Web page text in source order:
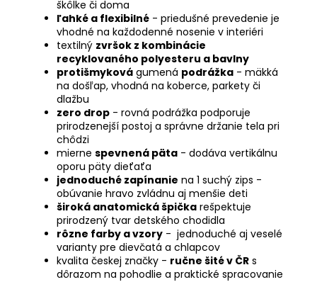
škôlke či doma
ľahké a flexibilné - priedušné prevedenie je
vhodné na každodenné nosenie v interiéri
textilný zvršok z kombinácie
recyklovaného polyesteru a bavlny
protišmyková gumená podrážka - mäkká
na došľap, vhodná na koberce, parkety či
dlažbu
zero drop - rovná podrážka podporuje
prirodzenejší postoj a správne držanie tela pri
chôdzi
mierne spevnená päta - dodáva vertikálnu
oporu päty dieťaťa
jednoduché zapínanie na 1 suchý zips -
obúvanie hravo zvládnu aj menšie deti
široká anatomická špička rešpektuje
prirodzený tvar detského chodidla
rôzne farby a vzory - jednoduché aj veselé
varianty pre dievčatá a chlapcov
kvalita českej značky - ručne šité v ČR s
dôrazom na pohodlie a praktické spracovanie